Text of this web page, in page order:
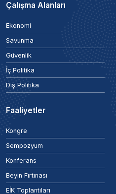
Çalışma Alanları
Ekonomi
Savunma
Güvenlik
İç Politika
Dış Politika
Faaliyetler
Kongre
Sempozyum
Konferans
Beyin Fırtınası
EİK Toplantıları